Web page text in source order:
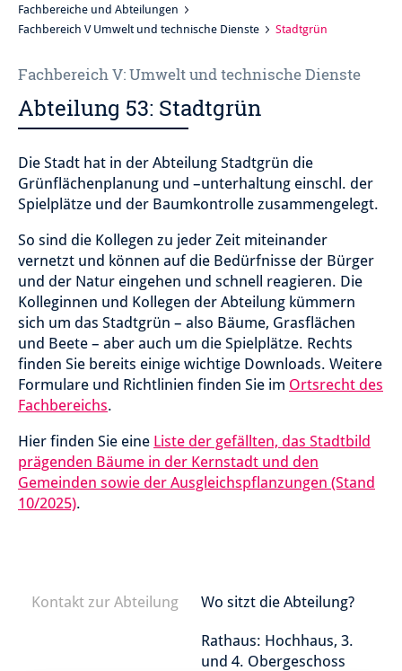
Fachbereiche und Abteilungen
Fachbereich V Umwelt und technische Dienste
Stadtgrün
Fachbereich V: Umwelt und technische Dienste
Abteilung 53: Stadtgrün
Die Stadt hat in der Abteilung Stadtgrün die
Grünflächenplanung und –unterhaltung einschl. der
Spielplätze und der Baumkontrolle zusammengelegt.
So sind die Kollegen zu jeder Zeit miteinander
vernetzt und können auf die Bedürfnisse der Bürger
und der Natur eingehen und schnell reagieren. Die
Kolleginnen und Kollegen der Abteilung kümmern
sich um das Stadtgrün – also Bäume, Grasflächen
und Beete – aber auch um die Spielplätze. Rechts
finden Sie bereits einige wichtige Downloads. Weitere
Formulare und Richtlinien finden Sie im Ortsrecht des
Fachbereichs.
Hier finden Sie eine Liste der gefällten, das Stadtbild
prägenden Bäume in der Kernstadt und den
Gemeinden sowie der Ausgleichspflanzungen (Stand
10/2025).
Kontakt zur Abteilung Wo sitzt die Abteilung?
Rathaus: Hochhaus, 3.
und 4. Obergeschoss